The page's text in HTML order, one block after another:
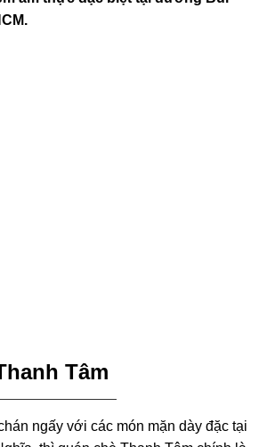
Tâm
ngấy với các món mặn dày đặc tại